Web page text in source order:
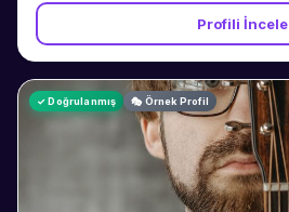
Profili İncele
✓ Doğrulanmış 🎭 Örnek Profil